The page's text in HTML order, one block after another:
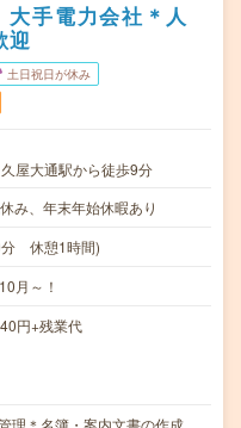
大手電力会社＊人
迎
土日祝日が休み
屋大通駅から徒歩9分
み、年末年始休暇あり
分 休憩1時間)
月～！
円+残業代
理＊名簿・案内文書の作成